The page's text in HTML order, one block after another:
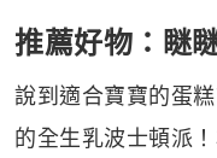
推薦好物：瞇
說到適合寶寶的蛋
的全生乳波士頓派